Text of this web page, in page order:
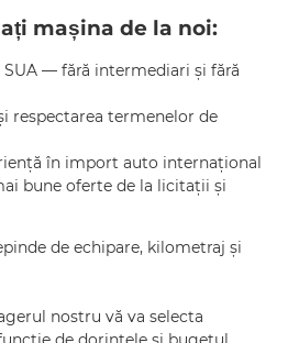
mașina de la noi:
— fără intermediari și fără
respectarea termenelor de
în import auto internațional
bune oferte de la licitații și
de echipare, kilometraj și
nostru vă va selecta